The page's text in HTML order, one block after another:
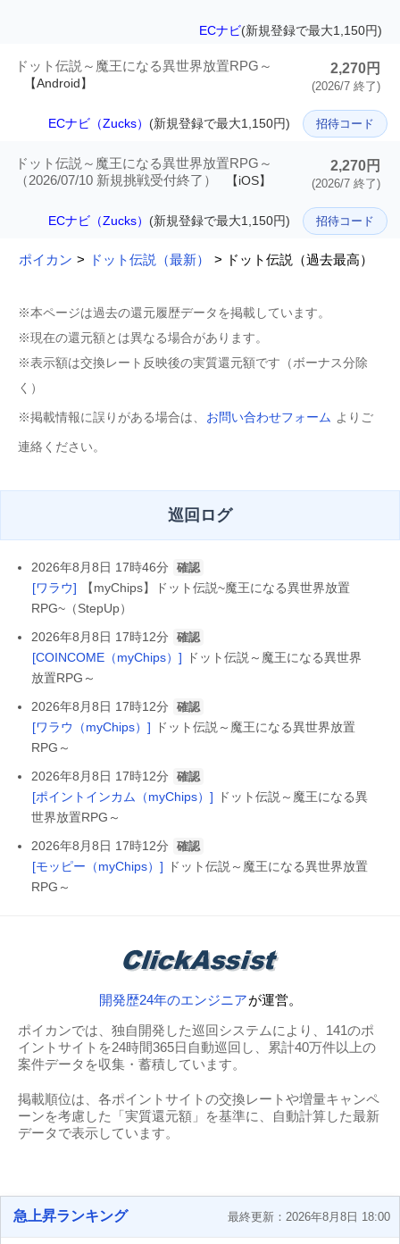
ECナビ(新規登録で最大1,150円)
ドット伝説～魔王になる異世界放置RPG～
【Android】
2,270円
(2026/7 終了)
ECナビ（Zucks） (新規登録で最大1,150円) 招待コード
ドット伝説～魔王になる異世界放置RPG～
（2026/07/10 新規挑戦受付終了）
【iOS】
2,270円
(2026/7 終了)
ECナビ（Zucks） (新規登録で最大1,150円) 招待コード
ポイカン > ドット伝説（最新） > ドット伝説（過去最高）
※本ページは過去の還元履歴データを掲載しています。
※現在の還元額とは異なる場合があります。
※表示額は交換レート反映後の実質還元額です（ボーナス分除
く）
※掲載情報に誤りがある場合は、 お問い合わせフォーム よりご
連絡ください。
巡回ログ
2026年8月8日 17時46分 確認
[ワラウ]
【myChips】ドット伝説~魔王になる異世界放置
RPG~（StepUp）
2026年8月8日 17時12分
確認
[COINCOME（myChips）]
ドット伝説～魔王になる異世界
放置RPG～
2026年8月8日 17時12分
確認
[ワラウ（myChips）]
ドット伝説～魔王になる異世界放置
RPG～
2026年8月8日 17時12分
確認
[ポイントインカム（myChips）]
ドット伝説～魔王になる異
世界放置RPG～
2026年8月8日 17時12分
確認
[モッピー（myChips）]
ドット伝説～魔王になる異世界放置
RPG～
開発歴24年のエンジニアが運営。
ポイカンでは、独自開発した巡回システムにより、141のポ
イントサイトを24時間365日自動巡回し、累計40万件以上の
案件データを収集・蓄積しています。
掲載順位は、各ポイントサイトの交換レートや増量キャンペ
ーンを考慮した「実質還元額」を基準に、自動計算した最新
データで表示しています。
急上昇ランキング 最終更新：2026年8月8日 18:00